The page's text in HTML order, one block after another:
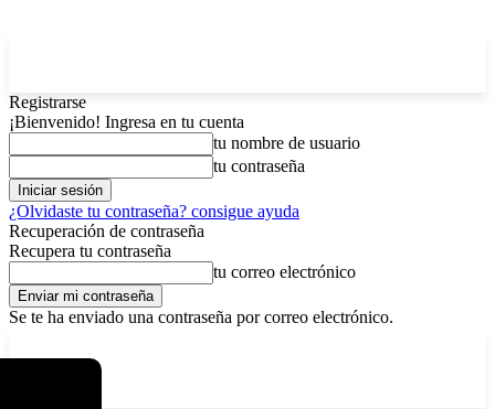
Registrarse
¡Bienvenido! Ingresa en tu cuenta
tu nombre de usuario
tu contraseña
¿Olvidaste tu contraseña? consigue ayuda
Recuperación de contraseña
Recupera tu contraseña
tu correo electrónico
Se te ha enviado una contraseña por correo electrónico.